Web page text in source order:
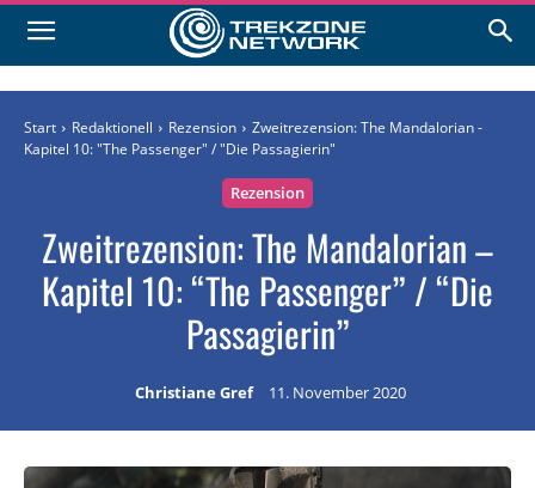
Start Redaktionell Rezension
Zweitrezension: The Mandalorian -
Kapitel 10: "The Passenger" / "Die Passagierin"
Rezension
Zweitrezension: The Mandalorian –
Kapitel 10: “The Passenger” / “Die
Passagierin”
Christiane Gref 11. November 2020